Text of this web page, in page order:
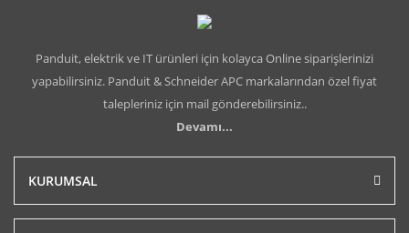
Panduit, elektrik ve IT ürünleri için kolayca Online siparişlerinizi
yapabilirsiniz. Panduit & Schneider APC markalarından özel fiyat
talepleriniz için mail gönderebilirsiniz..
Devamı...
KURUMSAL